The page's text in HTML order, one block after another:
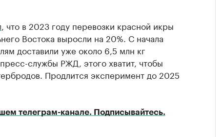
, что в 2023 году перевозки красной икры
Востока выросли на 20%. С начала
доставили уже около 6,5 млн кг
службы РЖД, этого хватит, чтобы
Продлится эксперимент до 2025
телеграм-канале. Подписывайтесь.